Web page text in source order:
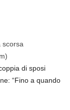
scorsa
di sposi
“Fino a quando